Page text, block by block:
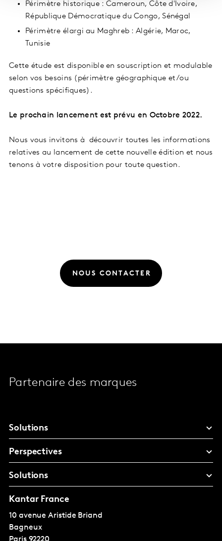
Périmètre historique : Cameroun, Côte d'Ivoire,
République Démocratique du Congo, Sénégal
Périmètre élargi au Maghreb : Algérie, Maroc,
Tunisie
Cette étude est disponible en souscription et modulable
selon vos besoins (périmètre géographique et/ou
questions spécifiques).
Le prochain lancement est prévu en Octobre 2022.
Nous vous invitons à découvrir toutes les informations
relatives au lancement de cette nouvelle édition et nous
tenons à votre disposition pour toute question.
NOUS CONTACTER
Partenaire des marques
Solutions
Perspectives
Solutions
Kantar France
10 avenue Aristide Briand
Bagneux
Paris 92220